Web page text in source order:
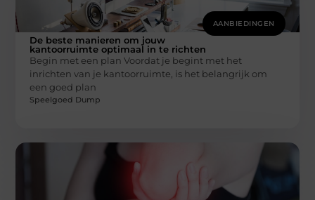
AANBIEDINGEN
De beste manieren om jouw
kantoorruimte optimaal in te richten
Begin met een plan Voordat je begint met het
inrichten van je kantoorruimte, is het belangrijk om
een goed plan
Speelgoed Dump